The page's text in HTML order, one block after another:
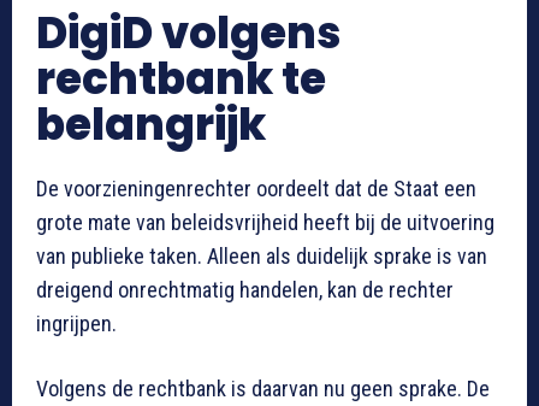
DigiD volgens
rechtbank te
belangrijk
De voorzieningenrechter oordeelt dat de Staat een
grote mate van beleidsvrijheid heeft bij de uitvoering
van publieke taken. Alleen als duidelijk sprake is van
dreigend onrechtmatig handelen, kan de rechter
ingrijpen.
Volgens de rechtbank is daarvan nu geen sprake. De